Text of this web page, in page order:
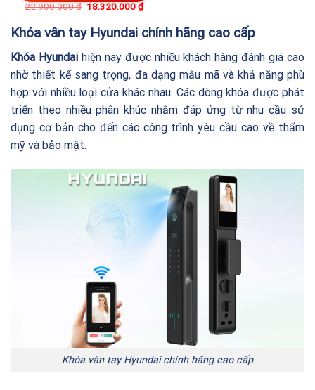
22.900.000₫ 18.320.000₫
Khóa vân tay Hyundai chính hãng cao cấp
Khóa Hyundaihiện nay được nhiều khách hàng đánh giá cao
nhờ thiết kế sang trọng, đa dạng mẫu mã và khả năng phù
hợp với nhiều loại cửa khác nhau. Các dòng khóa được phát
triển theo nhiều phân khúc nhằm đáp ứng từ nhu cầu sử
dụng cơ bản cho đến các công trình yêu cầu cao về thẩm
mỹ và bảo mật.
Khóa vân tay Hyundai chính hãng cao cấp